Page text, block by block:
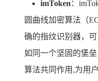
imToken ：
圆曲线加密算法（
确的指纹识别器，
如同一个坚固的堡
算法共同作用,为用